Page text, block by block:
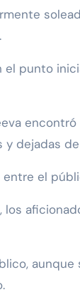
punto
dejadas de
el
los
aunque